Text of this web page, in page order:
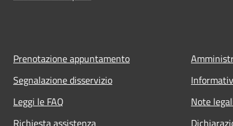
Prenotazione appuntamento
Segnalazione disservizio
Leggi le FAQ
Richiesta assistenza
Note